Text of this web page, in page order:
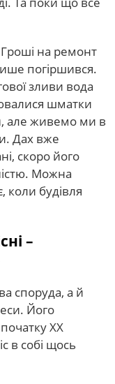
Гроші на ремонт
погіршився.
зливи вода
шматки
але живемо ми в
Дах вже
скоро його
Можна
коли будівля
–
споруда, а й
Його
ХХ
в собі щось